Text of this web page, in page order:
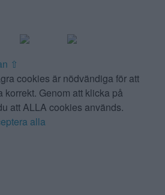
⇧
cookies är nödvändiga för att
Genom att klicka på
att ALLA cookies används.
alla